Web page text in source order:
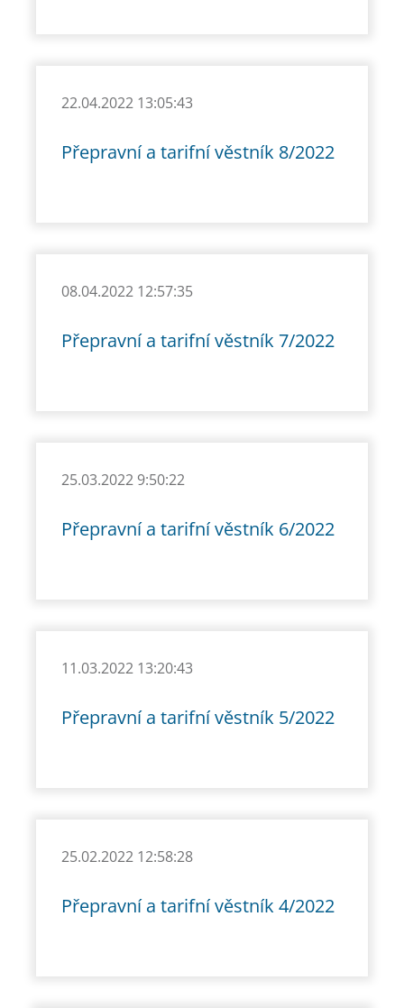
22.04.2022 13:05:43
Přepravní a tarifní věstník 8/2022
08.04.2022 12:57:35
Přepravní a tarifní věstník 7/2022
25.03.2022 9:50:22
Přepravní a tarifní věstník 6/2022
11.03.2022 13:20:43
Přepravní a tarifní věstník 5/2022
25.02.2022 12:58:28
Přepravní a tarifní věstník 4/2022